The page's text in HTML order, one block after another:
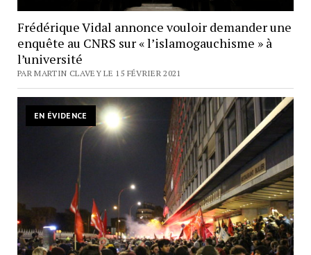
Frédérique Vidal annonce vouloir demander une
enquête au CNRS sur « l’islamogauchisme » à
l’université
PAR MARTIN CLAVEY LE 15 FÉVRIER 2021
EN ÉVIDENCE